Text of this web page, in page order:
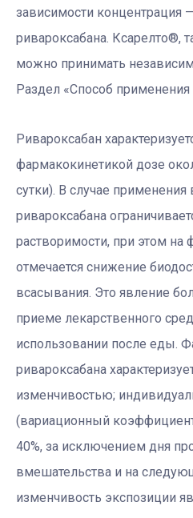
зависимости концентрация
ривароксабана. Ксарелто®,
можно принимать
Раздел «Способ
Ривароксабан
фармакокинетикой дозе
сутки). В случае
ривароксабана
растворимости, при этом на
отмечается снижение
всасывания. Это явление
приеме лекарственного
использовании после еды.
ривароксабана
изменчивостью;
(вариационный
40%, за исключением дня
вмешательства и на
изменчивость экспозиции